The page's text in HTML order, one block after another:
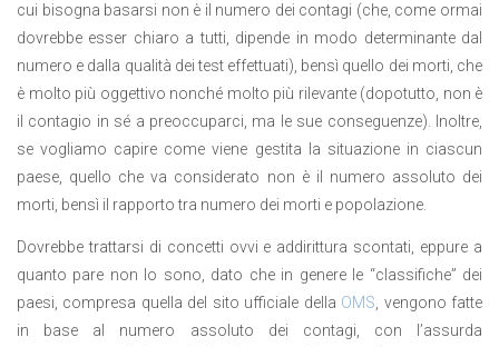
cui bisogna basarsi non è il numero dei contagi (che, come ormai
dovrebbe esser chiaro a tutti, dipende in modo determinante dal
numero e dalla qualità dei test effettuati), bensì quello dei morti, che
è molto più oggettivo nonché molto più rilevante (dopotutto, non è
il contagio in sé a preoccuparci, ma le sue conseguenze). Inoltre,
se vogliamo capire come viene gestita la situazione in ciascun
paese, quello che va considerato non è il numero assoluto dei
morti, bensì il rapporto tra numero dei morti e popolazione.
Dovrebbe trattarsi di concetti ovvi e addirittura scontati, eppure a
quanto pare non lo sono, dato che in genere le “classifiche” dei
paesi, compresa quella del sito ufficiale della OMS , vengono fatte
in base al numero assoluto dei contagi, con l’assurda